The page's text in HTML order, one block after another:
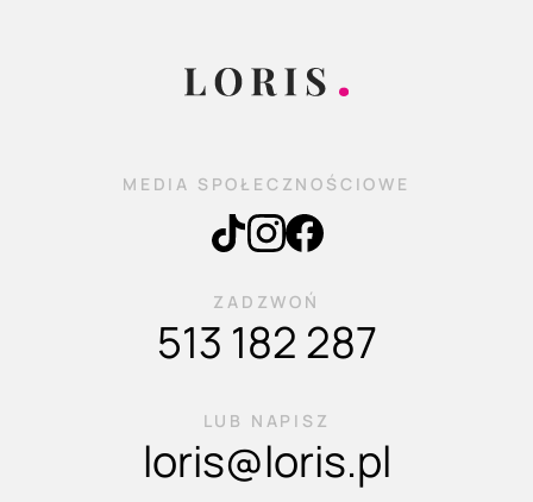
MEDIA SPOŁECZNOŚCIOWE
ZADZWOŃ
513 182 287
LUB NAPISZ
loris@loris.pl